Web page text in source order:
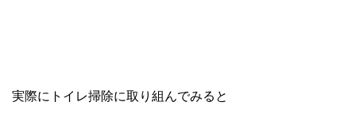
実際にトイレ掃除に取り組んでみると